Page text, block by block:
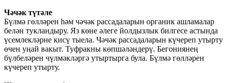
Чәчәк түтәле
Бүлмә гөлләрен һәм чәчәк рассадаларын органик ашламалар
белән тукландыру. Яз көне әлеге йолдызлык билгесе астында
үсемлекләрне кисү тыела. Чәчәк рассадаларын күчереп утырту
өчен уңай вакыт. Туфракны көпшәләндерү. Бегониянең
бүлбеләрен чүлмәкләргә утыртырга була. Бүлмә гөлләрен
күчереп утырту.